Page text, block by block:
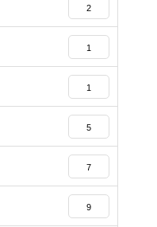
2
1
1
5
7
9